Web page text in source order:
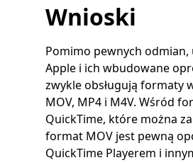
Wnioski
Pomimo pewnych odmian,
Apple i ich wbudowane
zwykle obsługują formaty
MOV, MP4 i M4V. Wśród
QuickTime, które można
format MOV jest pewną
QuickTime Playerem i